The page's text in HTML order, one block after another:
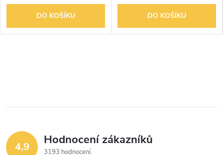
DO KOŠÍKU DO KOŠÍKU
4,9 Hodnocení zákazníků
3193 hodnocení